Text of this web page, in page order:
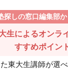
探しの窓口編集部
生によるオンラ
すすめポイン
東大生講師が選